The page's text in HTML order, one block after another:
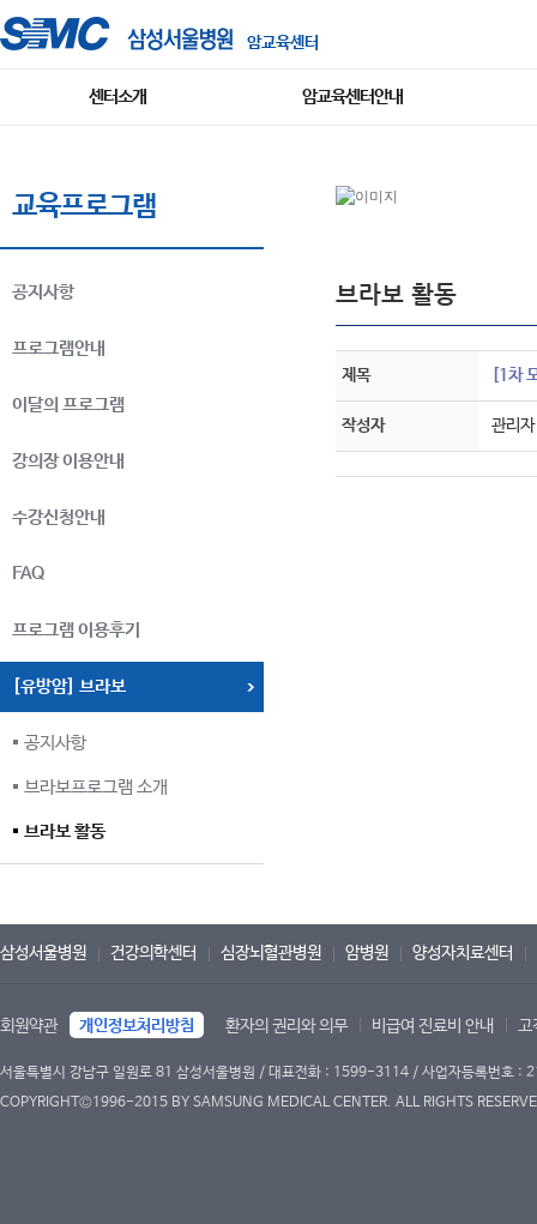
암교육센터
센터소개 암교육센터안내
교육프로그램
공지사항
프로그램안내
이달의 프로그램
강의장 이용안내
수강신청안내
FAQ
프로그램 이용후기
[유방암] 브라보
공지사항
브라보프로그램 소개
브라보 활동
브라보 활동
제목 [1차
작성자 관리자
삼성서울병원 건강의학센터 심장뇌혈관병원 암병원 양성자치료센터
회원약관 개인정보처리방침 환자의 권리와 의무 비급여 진료비 안내 고
서울특별시 강남구 일원로 81 삼성서울병원 / 대표전화 : 1599-3114 / 사업자등록번호
COPYRIGHT©1996-2015 BY SAMSUNG MEDICAL CENTER. ALL RIGHTS